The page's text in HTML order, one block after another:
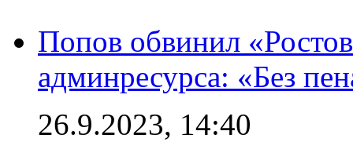
Попов обвинил
админресурса: «Без
26.9.2023, 14:40